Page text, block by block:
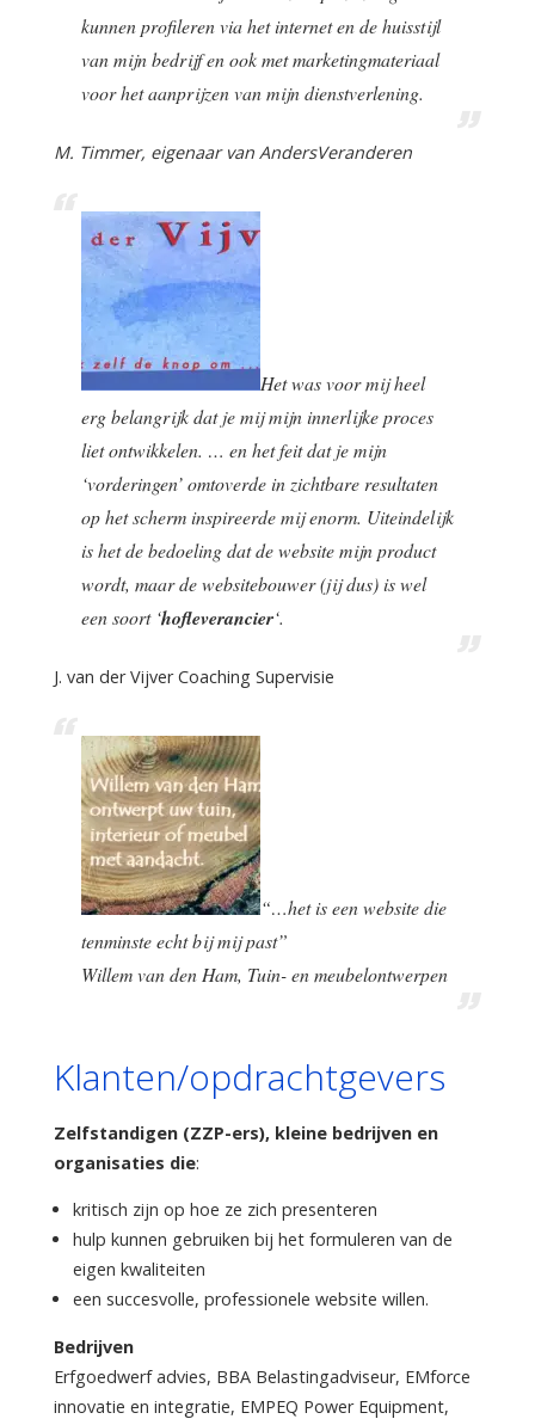
kunnen profileren via het internet en de huisstijl
van mijn bedrijf en ook met marketingmateriaal
voor het aanprijzen van mijn dienstverlening.
M. Timmer, eigenaar van AndersVeranderen
Het was voor mij heel
erg belangrijk dat je mij mijn innerlijke proces
liet ontwikkelen. … en het feit dat je mijn
‘vorderingen’ omtoverde in zichtbare resultaten
op het scherm inspireerde mij enorm. Uiteindelijk
is het de bedoeling dat de website mijn product
wordt, maar de websitebouwer (jij dus) is wel
een soort ‘hofleverancier‘.
J. van der Vijver Coaching Supervisie
“…het is een website die
tenminste echt bij mij past”
Willem van den Ham, Tuin- en meubelontwerpen
Klanten/opdrachtgevers
Zelfstandigen (ZZP-ers), kleine bedrijven en
organisaties die:
kritisch zijn op hoe ze zich presenteren
hulp kunnen gebruiken bij het formuleren van de
eigen kwaliteiten
een succesvolle, professionele website willen.
Bedrijven
Erfgoedwerf advies, BBA Belastingadviseur, EMforce
innovatie en integratie, EMPEQ Power Equipment,